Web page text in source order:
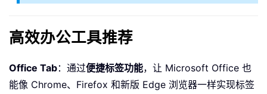
高效办公工具推荐
Office Tab：通过便捷标签功能，让 Microsoft Office 也
能像 Chrome、Firefox 和新版 Edge 浏览器一样实现标签